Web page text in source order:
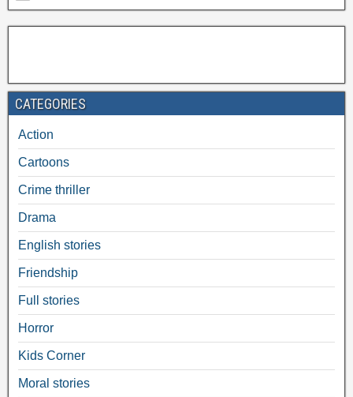
CATEGORIES
Action
Cartoons
Crime thriller
Drama
English stories
Friendship
Full stories
Horror
Kids Corner
Moral stories